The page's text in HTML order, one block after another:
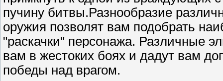
пучину битвы.Разнообразие
оружия позволят вам подобрать
"раскачки" персонажа. Различные
вам в жестоких боях и дадут вам
победы над врагом.